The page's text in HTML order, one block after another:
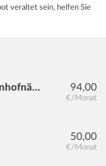
veraltet sein, helfen Sie
94,00
€/Monat
Tiefgaragenplatz in Dornbirn/Bahnhofnähe ab 1. Juni zu mieten
50,00
€/Monat